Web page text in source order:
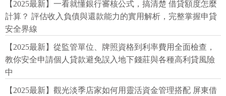
【2025最新】一看就懂銀行審核公式，搞清楚 借貸額度怎麼
計算？ 評估收入負債與還款能力的實用解析，完整掌握申貸
安全界線
【2025最新】從監管單位、牌照資格到利率費用全面檢查，
教你安全申請個人貸款避免誤入地下錢莊與各種高利貸風險
中
【2025最新】觀光淡季店家如何用靈活資金管理搭配 屏東借